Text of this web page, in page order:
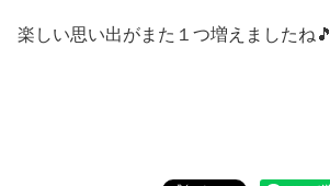
楽しい思い出がまた１つ増えましたね🎵